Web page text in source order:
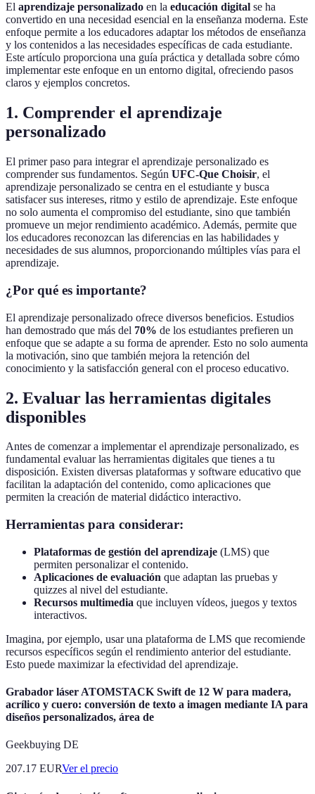
El aprendizaje personalizado en la educación digital se ha
convertido en una necesidad esencial en la enseñanza moderna. Este
enfoque permite a los educadores adaptar los métodos de enseñanza
y los contenidos a las necesidades específicas de cada estudiante.
Este artículo proporciona una guía práctica y detallada sobre cómo
implementar este enfoque en un entorno digital, ofreciendo pasos
claros y ejemplos concretos.
1. Comprender el aprendizaje
personalizado
El primer paso para integrar el aprendizaje personalizado es
comprender sus fundamentos. Según UFC-Que Choisir, el
aprendizaje personalizado se centra en el estudiante y busca
satisfacer sus intereses, ritmo y estilo de aprendizaje. Este enfoque
no solo aumenta el compromiso del estudiante, sino que también
promueve un mejor rendimiento académico. Además, permite que
los educadores reconozcan las diferencias en las habilidades y
necesidades de sus alumnos, proporcionando múltiples vías para el
aprendizaje.
¿Por qué es importante?
El aprendizaje personalizado ofrece diversos beneficios. Estudios
han demostrado que más del 70% de los estudiantes prefieren un
enfoque que se adapte a su forma de aprender. Esto no solo aumenta
la motivación, sino que también mejora la retención del
conocimiento y la satisfacción general con el proceso educativo.
2. Evaluar las herramientas digitales
disponibles
Antes de comenzar a implementar el aprendizaje personalizado, es
fundamental evaluar las herramientas digitales que tienes a tu
disposición. Existen diversas plataformas y software educativo que
facilitan la adaptación del contenido, como aplicaciones que
permiten la creación de material didáctico interactivo.
Herramientas para considerar:
Plataformas de gestión del aprendizaje (LMS) que
permiten personalizar el contenido.
Aplicaciones de evaluación que adaptan las pruebas y
quizzes al nivel del estudiante.
Recursos multimedia que incluyen vídeos, juegos y textos
interactivos.
Imagina, por ejemplo, usar una plataforma de LMS que recomiende
recursos específicos según el rendimiento anterior del estudiante.
Esto puede maximizar la efectividad del aprendizaje.
Grabador láser ATOMSTACK Swift de 12 W para madera,
acrílico y cuero: conversión de texto a imagen mediante IA para
diseños personalizados, área de
Geekbuying DE
207.17 EURVer el precio